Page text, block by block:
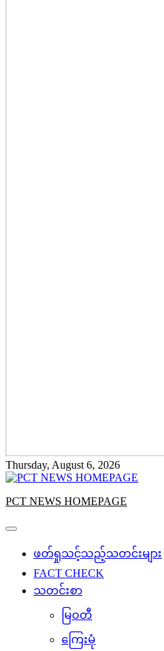
Thursday, August 6, 2026
PCT NEWS HOMEPAGE
ဖတ်ရှုသင့်သည့်သတင်းများ
FACT CHECK
သတင်းစာ
မြဝတီ
ကြေးမုံ